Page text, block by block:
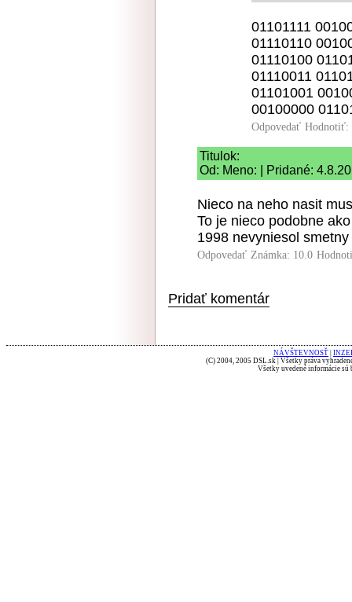
01101111
01110110
01110100
01110011
01101001
00100000
Odpovedať Hodnotiť:
Titulok:
Od: Meno: | Pridané:
Nieco na neho nasit
To je nieco podobne
1998 nevyniesol
Odpovedať Známka: 10.0
Pridať komentár
NÁVŠTEVNOSŤ
(C) 2004, 2005 DSL.sk | Všetky práva
Všetky uvedené informácie sú